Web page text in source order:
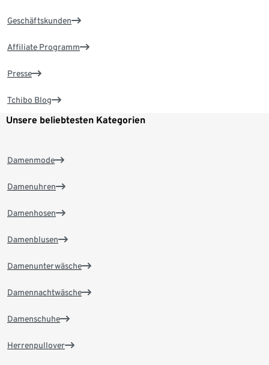
Geschäftskunden
Affiliate Programm
Presse
Tchibo Blog
Unsere beliebtesten Kategorien
Damenmode
Damenuhren
Damenhosen
Damenblusen
Damenunterwäsche
Damennachtwäsche
Damenschuhe
Herrenpullover